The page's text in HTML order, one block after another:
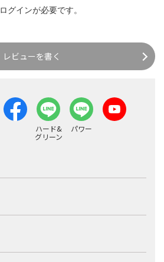
ログインが必要です。
レビューを書く
ハード&
グリーン
パワー